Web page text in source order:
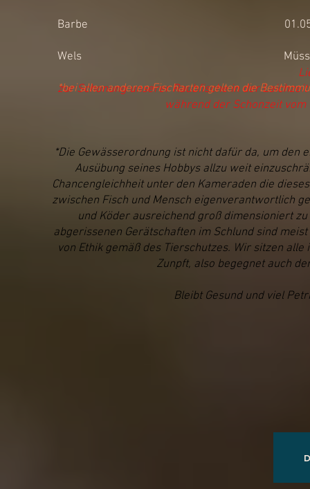
zur Schonung unserer Raubfische in der
während der Schonzeit
*Die Gewässerordnung ist nicht dafür da, um den
Ausübung seines Hobbys allzu weit
Chancengleichheit unter den Kameraden die
zwischen Fisch und Mensch eigenverantwortlich
und Köder ausreichend groß dimensioniert
abgerissenen Gerätschaften im Schlund sind
von Ethik gemäß des Tierschutzes. Wir sitzen
Zunpft, also begegnet auch
Bleibt Gesund und viel
Barbe
Wels Müssen
*bei allen anderen Fischarten gelten die